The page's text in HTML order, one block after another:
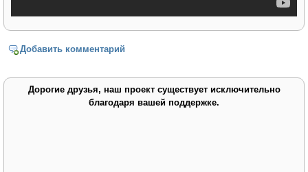
Добавить комментарий
Дорогие друзья, наш проект существует исключительно
благодаря вашей поддержке.